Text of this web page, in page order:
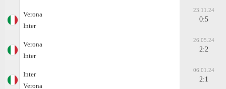
Verona
Inter
23.11.24
0:5
Verona
Inter
26.05.24
2:2
Inter
Verona
06.01.24
2:1